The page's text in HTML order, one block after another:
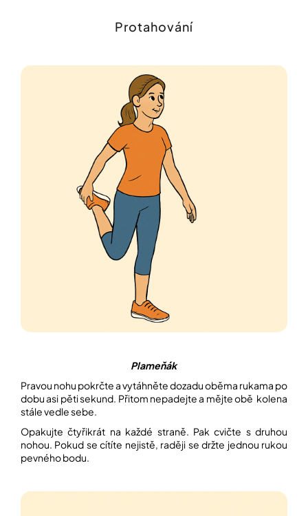
Protahování
Plameňák
Pravou nohu pokrčte a vytáhněte dozadu oběma rukama po
dobu asi pěti sekund. Přitom nepadejte a mějte obě kolena
stále vedle sebe.
Opakujte čtyřikrát na každé straně. Pak cvičte s druhou
nohou. Pokud se cítíte nejistě, raději se držte jednou rukou
pevného bodu.